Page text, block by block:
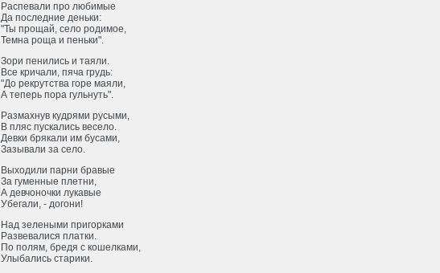
Распевали про любимые
Да последние деньки:
"Ты прощай, село родимое,
Темна роща и пеньки".
Зори пенились и таяли.
Все кричали, пяча грудь:
"До рекрутства горе маяли,
А теперь пора гульнуть".
Размахнув кудрями русыми,
В пляс пускались весело.
Девки брякали им бусами,
Зазывали за село.
Выходили парни бравые
За гуменные плетни,
А девчоночки лукавые
Убегали, - догони!
Над зелеными пригорками
Развевалися платки.
По полям, бредя с кошелками,
Улыбались старики.